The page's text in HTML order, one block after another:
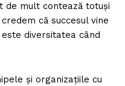
de mult contează totuși
că succesul vine
diversitatea când
și organizațiile cu